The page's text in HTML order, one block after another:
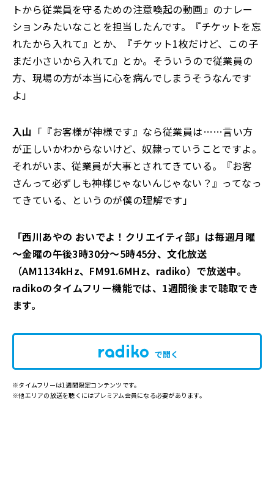
トから従業員を守るための注意喚起の動画』のナレー
ションみたいなことを担当したんです。『チケットを忘
れたから入れて』とか、『チケット1枚だけど、この子
まだ小さいから入れて』とか。そういうので従業員の
方、現場の方が本当に心を病んでしまうそうなんです
よ」
入山 「『お客様が神様です』なら従業員は……言い方
が正しいかわからないけど、奴隷っていうことですよ。
それがいま、従業員が大事とされてきている。『お客
さんって必ずしも神様じゃないんじゃない？』ってなっ
てきている、というのが僕の理解です」
「西川あやの おいでよ！クリエイティ部」は毎週月曜
～金曜の午後3時30分～5時45分、文化放送
（AM1134kHz、FM91.6MHz、radiko）で放送中。
radikoのタイムフリー機能では、1週間後まで聴取でき
ます。
で開く
※タイムフリーは1週間限定コンテンツです。
※他エリアの放送を聴くにはプレミアム会員になる必要があります。